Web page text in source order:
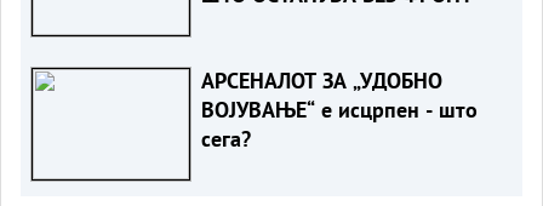
АРСЕНАЛОТ ЗА „УДОБНО
ВОЈУВАЊЕ“ е исцрпен - што
сега?